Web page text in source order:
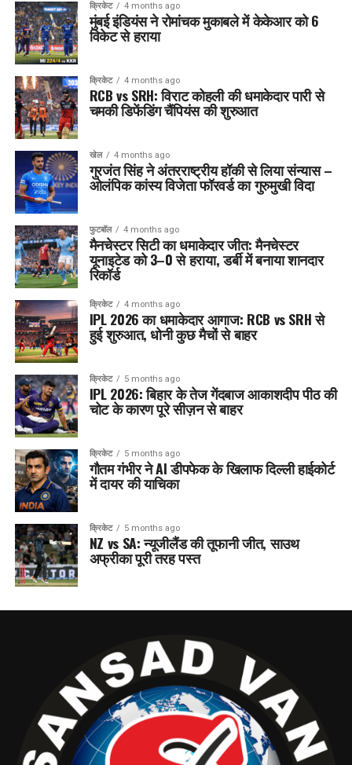
क्रिकेट 4 months ago
मुंबई इंडियंस ने रोमांचक मुकाबले में केकेआर को 6
विकेट से हराया
क्रिकेट 4 months ago
RCB vs SRH: विराट कोहली की धमाकेदार पारी से
चमकी डिफेंडिंग चैंपियंस की शुरुआत
खेल 4 months ago
गुरजंत सिंह ने अंतरराष्ट्रीय हॉकी से लिया संन्यास –
ओलंपिक कांस्य विजेता फॉरवर्ड का गुरुमुखी विदा
फुटबॉल 4 months ago
मैनचेस्टर सिटी का धमाकेदार जीत: मैनचेस्टर
यूनाइटेड को 3–0 से हराया, डर्बी में बनाया शानदार
रिकॉर्ड
क्रिकेट 4 months ago
IPL 2026 का धमाकेदार आगाज: RCB vs SRH से
हुई शुरुआत, धोनी कुछ मैचों से बाहर
क्रिकेट 5 months ago
IPL 2026: बिहार के तेज गेंदबाज आकाशदीप पीठ की
चोट के कारण पूरे सीज़न से बाहर
क्रिकेट 5 months ago
गौतम गंभीर ने AI डीपफेक के खिलाफ दिल्ली हाईकोर्ट
में दायर की याचिका
क्रिकेट 5 months ago
NZ vs SA: न्यूजीलैंड की तूफानी जीत, साउथ
अफ्रीका पूरी तरह पस्त